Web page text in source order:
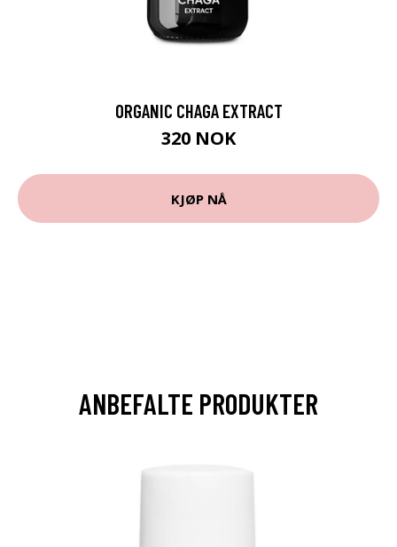
ORGANIC CHAGA EXTRACT
320 NOK
KJØP NÅ
ANBEFALTE PRODUKTER